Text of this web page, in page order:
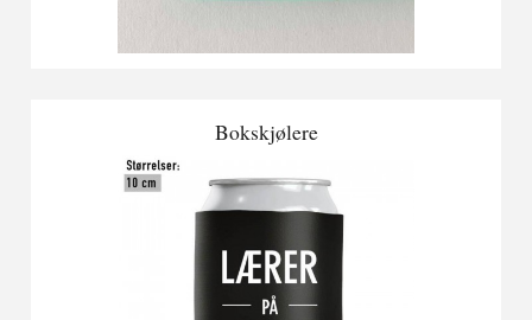
Bokskjølere